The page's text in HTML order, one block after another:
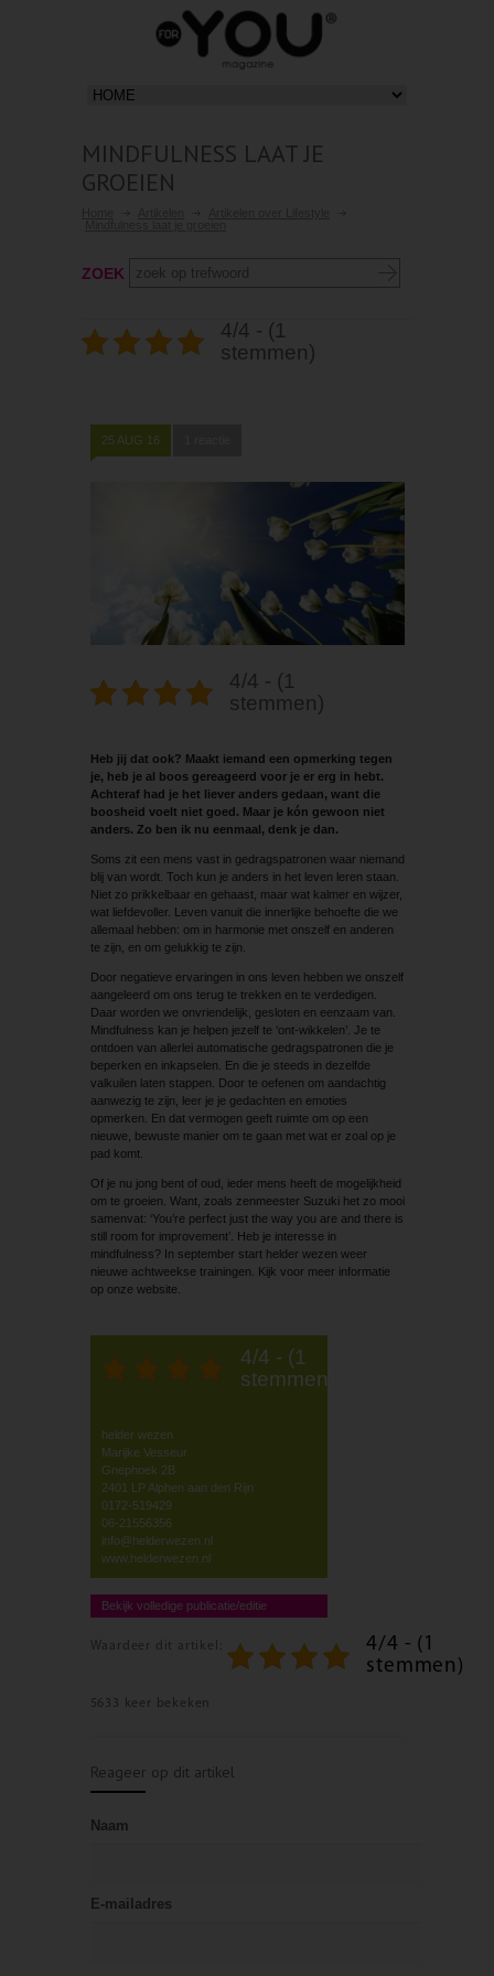
MINDFULNESS LAAT JE
GROEIEN
ZOEK
4/4 - (1
stemmen)
25 AUG 16
4/4 - (1
stemmen)
Heb jij dat ook? Maakt iemand een opmerking tegen
je, heb je al boos gereageerd voor je er erg in hebt.
Achteraf had je het liever anders gedaan, want die
boosheid voelt niet goed. Maar je kón gewoon niet
anders. Zo ben ik nu eenmaal, denk je dan.
Soms zit een mens vast in gedragspatronen waar niemand
blij van wordt. Toch kun je anders in het leven leren staan.
Niet zo prikkelbaar en gehaast, maar wat kalmer en wijzer,
wat liefdevoller. Leven vanuit die innerlijke behoefte die we
allemaal hebben: om in harmonie met ­onszelf en anderen
te zijn, en om gelukkig te zijn.
Door negatieve ervaringen in ons leven hebben we onszelf
aangeleerd om ons terug te trekken en te verdedigen.
Daar worden we onvriendelijk, gesloten en eenzaam van.
Mindfulness kan je helpen jezelf te ‘ont-wikkelen’. Je te
ontdoen van allerlei automatische gedragspatronen die je
beperken en inkapselen. En die je steeds in dezelfde
valkuilen laten stappen. Door te oefenen om aandachtig
aanwezig te zijn, leer je je gedachten en emoties
opmerken. En dat vermogen geeft ruimte om op een
nieuwe, bewuste manier om te gaan met wat er zoal op je
pad komt.
Of je nu jong bent of oud, ieder mens heeft de mogelijkheid
om te groeien. Want, zoals zenmeester Suzuki het zo mooi
samenvat: ‘You’re perfect just the way you are and there is
still room for improvement’. Heb je interesse in
mindfulness? In september start helder wezen weer
nieuwe achtweekse trainingen. Kijk voor meer informatie
op onze website.
4/4 - (1
stemmen)
helder wezen
Marijke Vesseur
Gnephoek 2B
2401 LP Alphen aan den Rijn
0172-519429
06-21556356
info@helderwezen.nl
www.helderwezen.nl
Bekijk volledige publicatie/editie
Waardeer dit artikel:
4/4 - (1
stemmen)
5633 keer bekeken
Reageer op dit artikel
Naam
E-mailadres